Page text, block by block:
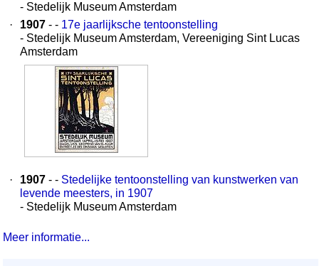
- Stedelijk Museum Amsterdam
·
1907 - - 17e jaarlijksche tentoonstelling
- Stedelijk Museum Amsterdam, Vereeniging Sint Lucas
Amsterdam
· 1907 - - Stedelijke tentoonstelling van kunstwerken van
levende meesters, in 1907
- Stedelijk Museum Amsterdam
Meer informatie...